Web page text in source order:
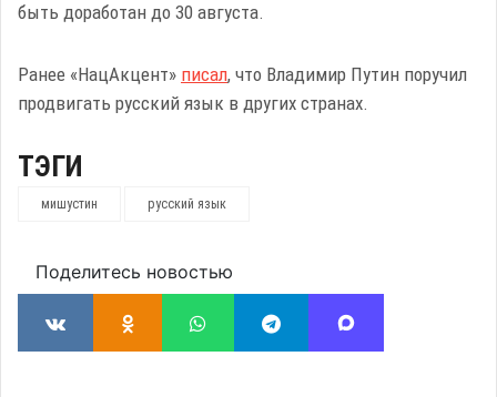
быть доработан до 30 августа.
Ранее «НацАкцент» писал, что Владимир Путин поручил
продвигать русский язык в других странах.
ТЭГИ
мишустин русский язык
Поделитесь новостью